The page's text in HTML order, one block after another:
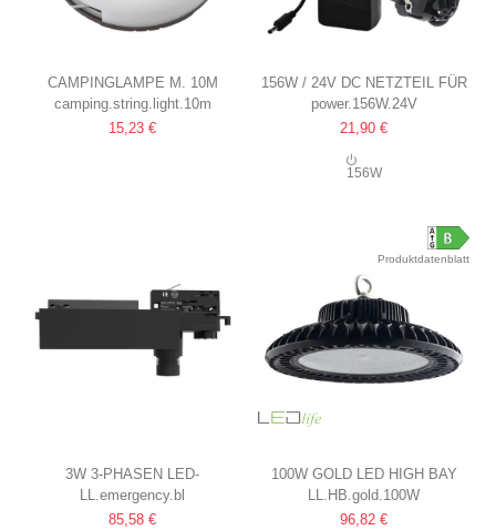
CAMPINGLAMPE M. 10M
LICHTERKETTE
WIEDERAUFLADBAR, IP64,
camping.string.light.10m
15,23 €
156W / 24V DC NETZTEIL FÜR
LED-STREIFEN
6.5A, IP44 FEUCHTRAUM
power.156W.24V
21,90 €
156W
3W 3-PHASEN LED-
NOTBELEUCHTUNG FÜR
STROMSCHIENEN
LL.emergency.bl
85,58 €
Produktdatenblatt
100W GOLD LED HIGH BAY
170LM/W
IP65, 0-10V DIMMBAR, INKL.
LL.HB.gold.100W
96,82 €